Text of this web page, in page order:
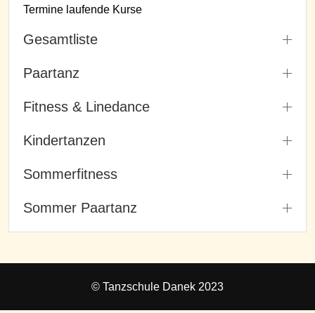
Termine laufende Kurse
Gesamtliste
Paartanz
Fitness & Linedance
Kindertanzen
Sommerfitness
Sommer Paartanz
© Tanzschule Danek 2023